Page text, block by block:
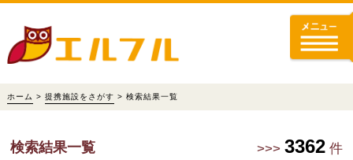
ホーム > 提携施設をさがす > 検索結果一覧
>>> 3362 件
検索結果一覧